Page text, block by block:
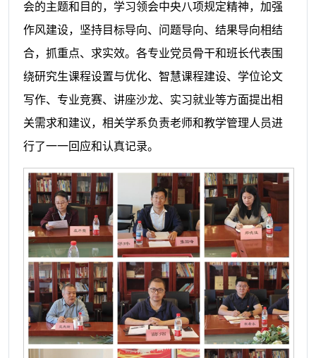
会的主题和目的，学习领会中央八项规定精神，加强
作风建设，坚持目标导向、问题导向、结果导向相结
合，抓重点、求实效。各专业党员骨干和班长代表围
绕研究生课程设置与优化、智慧课程建设、学位论文
写作、专业竞赛、讲座沙龙、实习就业等方面提出相
关需求和建议，相关学系负责老师和教学管理人员进
行了一一回应和认真记录。